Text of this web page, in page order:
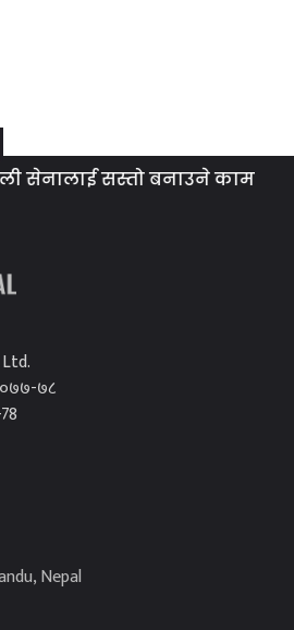
सस्तो बनाउने काम गर्‍यो :
७८
Nepal